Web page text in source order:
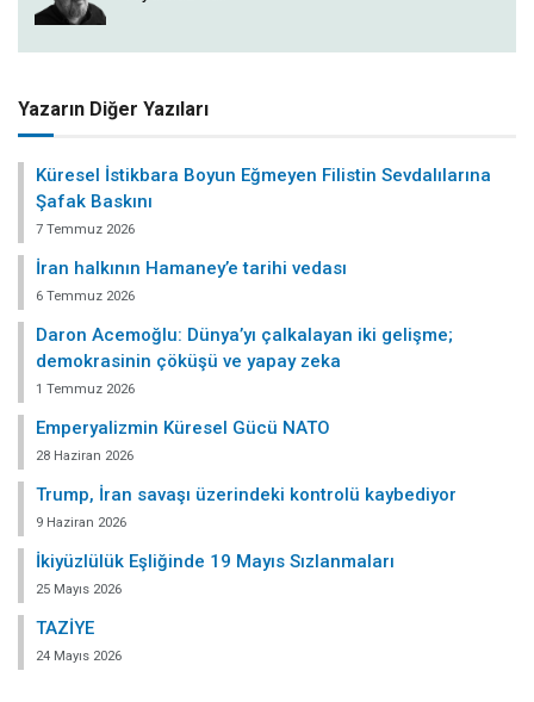
Yazarın Diğer Yazıları
Küresel İstikbara Boyun Eğmeyen Filistin Sevdalılarına
Şafak Baskını
7 Temmuz 2026
İran halkının Hamaney’e tarihi vedası
6 Temmuz 2026
Daron Acemoğlu: Dünya’yı çalkalayan iki gelişme;
demokrasinin çöküşü ve yapay zeka
1 Temmuz 2026
Emperyalizmin Küresel Gücü NATO
28 Haziran 2026
Trump, İran savaşı üzerindeki kontrolü kaybediyor
9 Haziran 2026
İkiyüzlülük Eşliğinde 19 Mayıs Sızlanmaları
25 Mayıs 2026
TAZİYE
24 Mayıs 2026